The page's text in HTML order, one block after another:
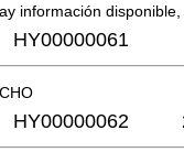
información disponible,
HY00000061
HY00000062